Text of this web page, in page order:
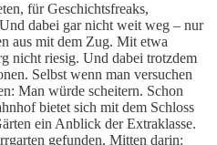
für Geschichtsfreaks,
dabei gar nicht weit weg – nur
aus mit dem Zug. Mit etwa
nicht riesig. Und dabei trotzdem
Selbst wenn man versuchen
Man würde scheitern. Schon
bietet sich mit dem Schloss
ein Anblick der Extraklasse.
gefunden. Mitten darin: